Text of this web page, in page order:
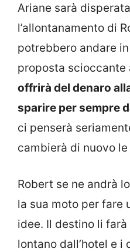
Ariane sarà
l’allontanamento di
potrebbero andare
proposta scioccante
offrirà del denaro
sparire per sempre
ci penserà
cambierà di nuovo
Robert se ne andrà
la sua moto per fare
idee. Il destino li
lontano dall’hotel e i